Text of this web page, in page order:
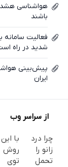
باشند
شدید در راه
پیش‌بینی
ایران
از سراسر وب
چرا درد
زانو را
تحمل
با این
روش
توی